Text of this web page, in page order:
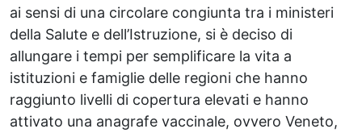
ai sensi di una circolare congiunta tra i ministeri
della Salute e dell’Istruzione, si è deciso di
allungare i tempi per semplificare la vita a
istituzioni e famiglie delle regioni che hanno
raggiunto livelli di copertura elevati e hanno
attivato una anagrafe vaccinale, ovvero Veneto,